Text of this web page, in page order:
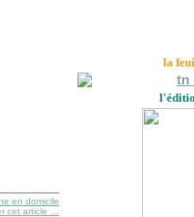
en domicile
cet article
la